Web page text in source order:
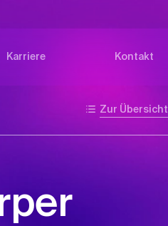
Karriere Kontakt
Zur Übersicht